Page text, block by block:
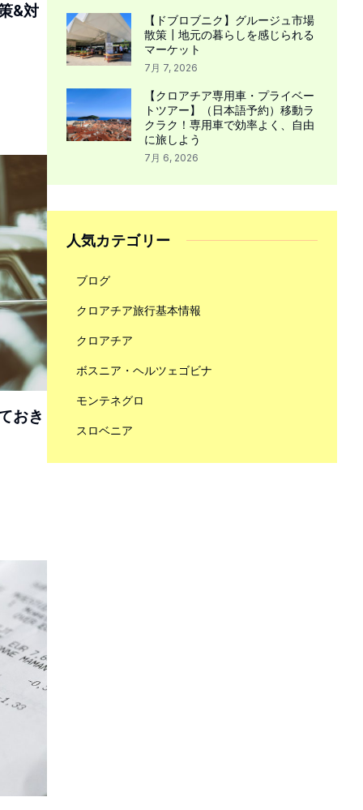
&対
おき
【ドブロブニク】グルージュ市場
散策┃地元の暮らしを感じられる
マーケット
7月 7, 2026
【クロアチア専用車・プライベー
トツアー】（日本語予約）移動ラ
クラク！専用車で効率よく、自由
に旅しよう
7月 6, 2026
人気カテゴリー
ブログ
クロアチア旅行基本情報
クロアチア
ボスニア・ヘルツェゴビナ
モンテネグロ
スロベニア